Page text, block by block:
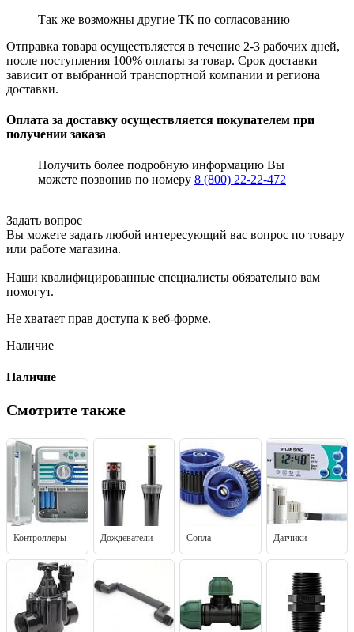
Так же возможны другие ТК по согласованию
Отправка товара осуществляется в течение 2-3 рабочих дней,
после поступления 100% оплаты за товар. Срок доставки
зависит от выбранной транспортной компании и региона
доставки.
Оплата за доставку осуществляется покупателем при
получении заказа
Получить более подробную информацию Вы
можете позвонив по номеру 8 (800) 22-22-472
Задать вопрос
Вы можете задать любой интересующий вас вопрос по товару
или работе магазина.
Наши квалифицированные специалисты обязательно вам
помогут.
Не хватает прав доступа к веб-форме.
Наличие
Наличие
Смотрите также
Контроллеры Дождеватели Сопла Датчики